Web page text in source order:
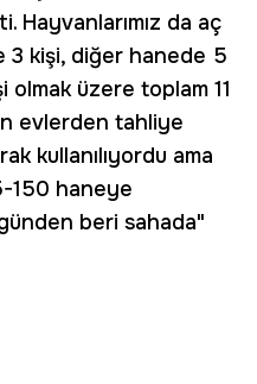
Hayvanlarımız da aç
3 kişi, diğer hanede 5
üzere toplam 11
evlerden tahliye
kullanılıyordu ama
150 haneye
beri sahada"